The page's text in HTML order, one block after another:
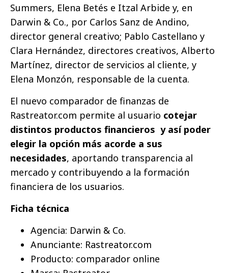
Summers, Elena Betés e Itzal Arbide y, en
Darwin & Co., por Carlos Sanz de Andino,
director general creativo; Pablo Castellano y
Clara Hernández, directores creativos, Alberto
Martínez, director de servicios al cliente, y
Elena Monzón, responsable de la cuenta.
El nuevo comparador de finanzas de
Rastreator.com permite al usuario cotejar
distintos productos financieros y así poder
elegir la opción más acorde a sus
necesidades, aportando transparencia al
mercado y contribuyendo a la formación
financiera de los usuarios.
Ficha técnica
Agencia: Darwin & Co.
Anunciante: Rastreator.com
Producto: comparador online